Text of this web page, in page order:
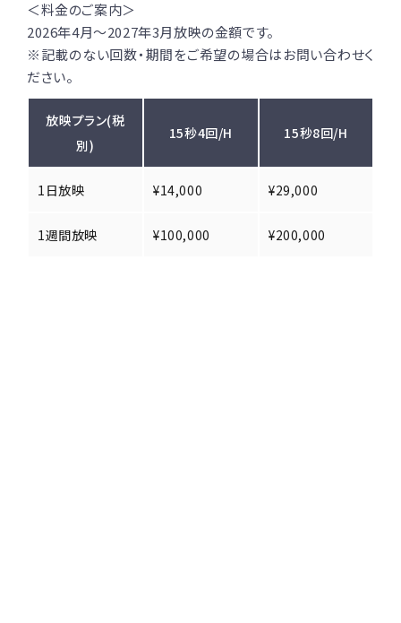
＜料金のご案内＞
2026年4月〜2027年3月放映の金額です。
※記載のない回数・期間をご希望の場合はお問い合わせく
ださい。
放映プラン(税
別)
15秒4回/H 15秒8回/H
1日放映 ¥14,000 ¥29,000
1週間放映 ¥100,000 ¥200,000